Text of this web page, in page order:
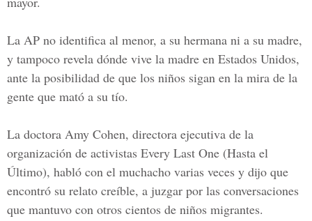
La AP no identifica al menor, a su hermana ni a su madre,
y tampoco revela dónde vive la madre en Estados Unidos,
ante la posibilidad de que los niños sigan en la mira de la
gente que mató a su tío.
La doctora Amy Cohen, directora ejecutiva de la
organización de activistas Every Last One (Hasta el
Último), habló con el muchacho varias veces y dijo que
encontró su relato creíble, a juzgar por las conversaciones
que mantuvo con otros cientos de niños migrantes.